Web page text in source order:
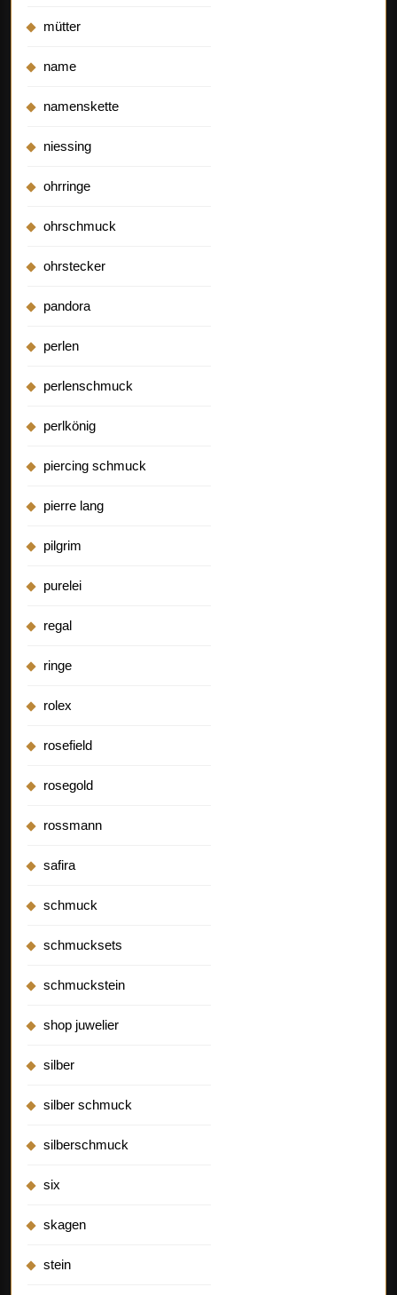
mütter
name
namenskette
niessing
ohrringe
ohrschmuck
ohrstecker
pandora
perlen
perlenschmuck
perlkönig
piercing schmuck
pierre lang
pilgrim
purelei
regal
ringe
rolex
rosefield
rosegold
rossmann
safira
schmuck
schmucksets
schmuckstein
shop juwelier
silber
silber schmuck
silberschmuck
six
skagen
stein